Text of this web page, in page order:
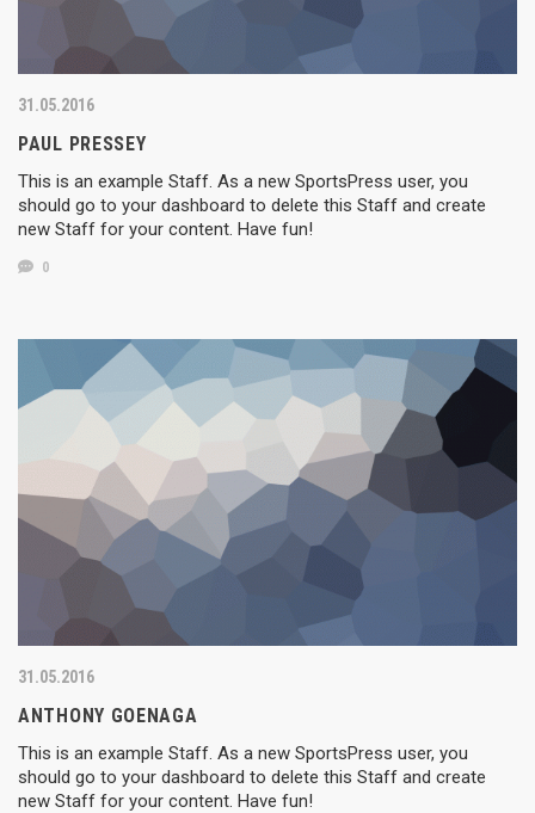
31.05.2016
PAUL PRESSEY
This is an example Staff. As a new SportsPress user, you
should go to your dashboard to delete this Staff and create
new Staff for your content. Have fun!
0
31.05.2016
ANTHONY GOENAGA
This is an example Staff. As a new SportsPress user, you
should go to your dashboard to delete this Staff and create
new Staff for your content. Have fun!